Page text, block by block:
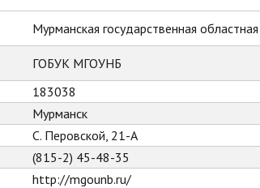
Мурманская государственная
ГОБУК МГОУНБ
183038
Мурманск
С. Перовской, 21-А
(815-2) 45-48-35
http://mgounb.ru/